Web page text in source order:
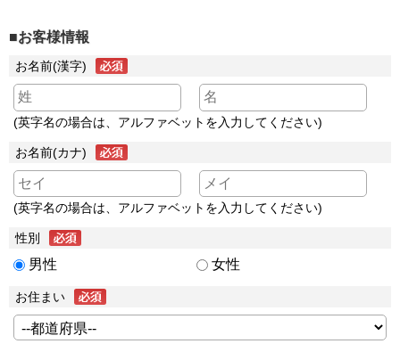
■お客様情報
お名前(漢字)
(英字名の場合は、アルファベットを入力してください)
お名前(カナ)
(英字名の場合は、アルファベットを入力してください)
性別
男性 女性
お住まい